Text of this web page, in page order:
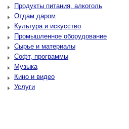
Продукты питания, алкоголь
Отдам даром
Культура и искусство
Промышленное оборудование
Сырье и материалы
Софт, программы
Музыка
Кино и видео
Услуги